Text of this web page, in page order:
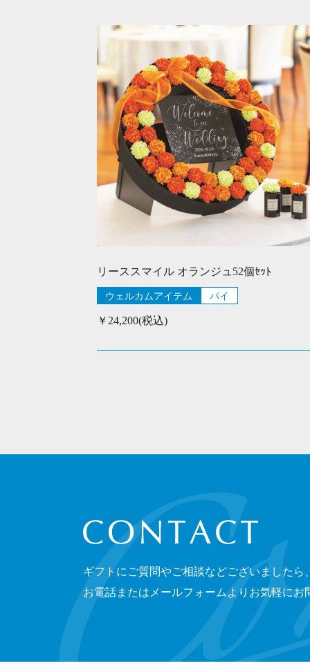
リーススマイル オランジュ52個ｾｯﾄ
ウェルカムアイテム パイ
￥24,200(税込)
CONTACT
ギフトにご質問やご相談などございましたら
お電話またはメールフォームよりお気軽にお